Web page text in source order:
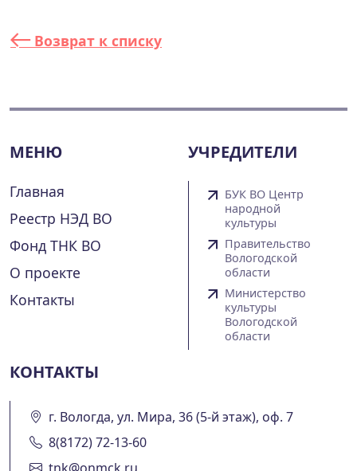
Возврат к списку
МЕНЮ
Главная
Реестр НЭД ВО
Фонд ТНК ВО
О проекте
Контакты
УЧРЕДИТЕЛИ
БУК ВО Центр
народной
культуры
Правительство
Вологодской
области
Министерство
культуры
Вологодской
области
КОНТАКТЫ
г. Вологда, ул. Мира, 36 (5-й этаж), оф. 7
8(8172) 72-13-60